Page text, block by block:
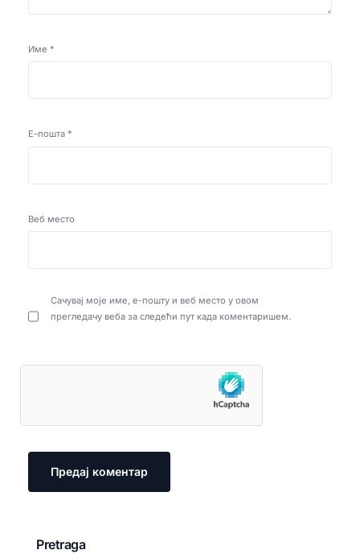
Име *
Е-пошта *
Веб место
Сачувај моје име, е-пошту и веб место у овом
прегледачу веба за следећи пут када коментаришем.
Pretraga